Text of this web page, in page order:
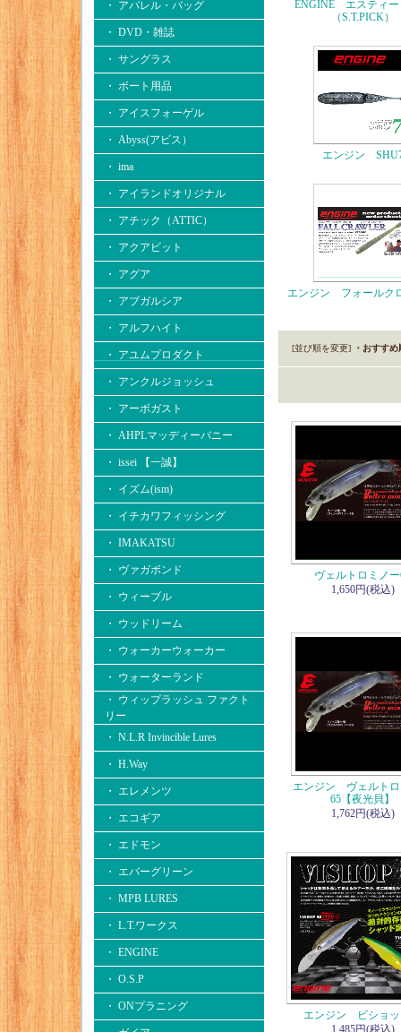
・ アパレル・バッグ
・ DVD・雑誌
・ サングラス
・ ボート用品
・ アイスフォーゲル
・ Abyss(アビス）
・ ima
・ アイランドオリジナル
・ アチック（ATTIC）
・ アクアビット
・ アグア
・ アブガルシア
・ アルフハイト
・ アユムプロダクト
・ アンクルジョッシュ
・ アーボガスト
・ AHPLマッディーバニー
・ issei 【一誠】
・ イズム(ism)
・ イチカワフィッシング
・ IMAKATSU
・ ヴァガボンド
・ ウィーブル
・ ウッドリーム
・ ウォーカーウォーカー
・ ウォーターランド
・ ウィップラッシュ ファクト
リー
・ N.L.R Invincible Lures
・ H.Way
・ エレメンツ
・ エコギア
・ エドモン
・ エバーグリーン
・ MPB LURES
・ L.T.ワークス
・ ENGINE
・ O.S.P
・ ONプラニング
ENGINE エスティー
（S.T.PICK）
エンジン
エンジン フォールク
[並び順を変更] ・おすすめ
ヴェルトロミノ
1,650円(税込)
エンジン ヴェルトロ
65【夜光貝】
1,762円(税込)
エンジン ビショッ
1,485円(税込)